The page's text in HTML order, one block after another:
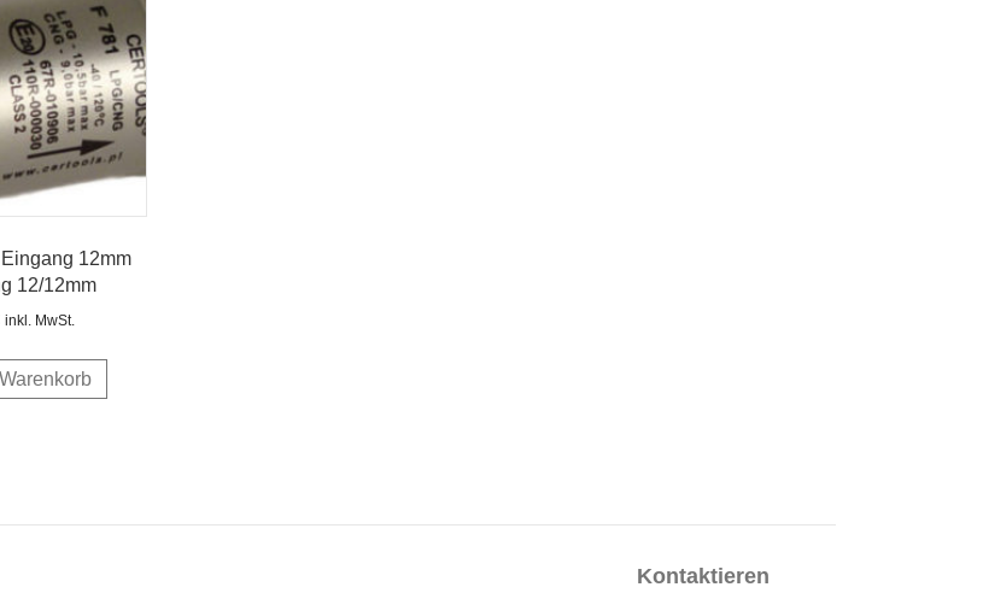
12mm
12/12mm
inkl. MwSt.
Kontaktieren